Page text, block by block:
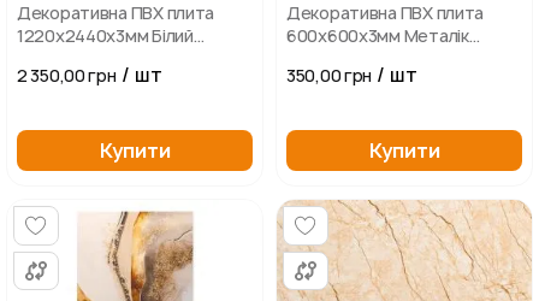
Декоративна ПВХ плита
1220х2440х3мм Білий
2 350,00 грн / шт
Купити
Декоративна ПВХ плита
600х600х3мм Металік
350,00 грн / шт
Купити